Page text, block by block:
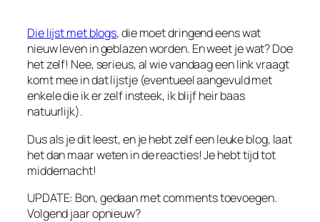
Die lijst met blogs, die moet dringend eens wat
nieuw leven in geblazen worden. En weet je wat? Doe
het zelf! Nee, serieus, al wie vandaag een link vraagt
komt mee in dat lijstje (eventueel aangevuld met
enkele die ik er zelf insteek, ik blijf heir baas
natuurlijk).
Dus als je dit leest, en je hebt zelf een leuke blog, laat
het dan maar weten in de reacties! Je hebt tijd tot
middernacht!
UPDATE: Bon, gedaan met comments toevoegen.
Volgend jaar opnieuw?